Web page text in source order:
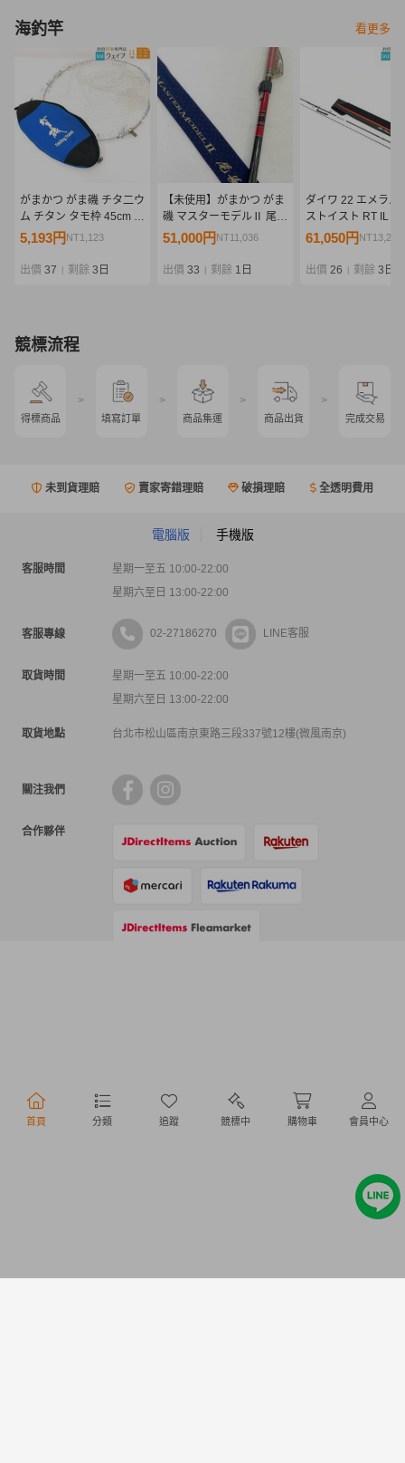
首頁 分類 追蹤 競標中 購物車 會員中心
海釣竿 看更多
がまかつ がま磯 チタ二ウ
ム チタン タモ枠 45cm タ
モ網付 タモケース付属
5,193円 NT1,123
出價 37 剩餘 3日
【未使用】がまかつ がま
磯 マスターモデルⅡ 尾長
H-50 No.22073 最高峰モ
ケース付 0807-04
51,000円 NT11,036
出價 33 剩餘 1日
ダイワ 22 エメラル
ストイスト RT IL
未使用品
61,050円 NT13,211
出價 26 剩餘 3日
競標流程
得標商品
>
填寫訂單
>
商品集運
>
商品出貨
>
完成交易
未到貨理賠 賣家寄錯理賠 破損理賠 全透明費用
電腦版 手機版
客服時間
星期一至五 10:00-22:00
星期六至日 13:00-22:00
客服專線 02-27186270 LINE客服
取貨時間
星期一至五 10:00-22:00
星期六至日 13:00-22:00
取貨地點 台北市松山區南京東路三段337號12樓(微風南京)
關注我們
合作夥伴
行動購物